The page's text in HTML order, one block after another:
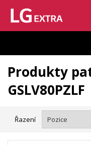
Vzhledem k aktuální situaci
Produkty
GSLV80PZLF
Řazení